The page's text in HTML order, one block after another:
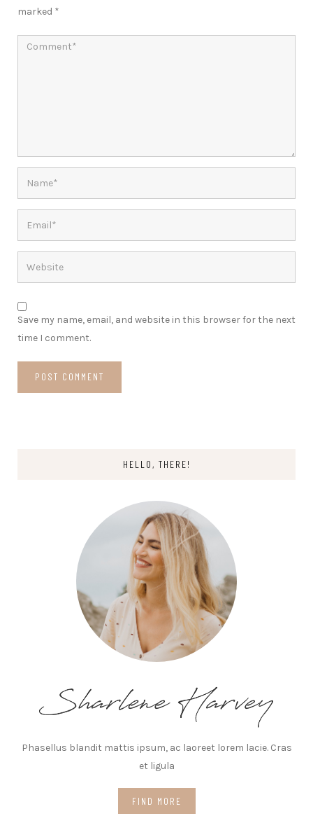
marked *
Save my name, email, and website in this browser for the next
time I comment.
HELLO, THERE!
Phasellus blandit mattis ipsum, ac laoreet lorem lacie. Cras
et ligula
FIND MORE